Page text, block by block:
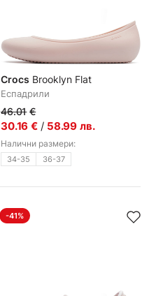
Crocs Brooklyn Flat
Еспадрили
46.01 €
30.16 € / 58.99 лв.
Налични размери:
34-35 36-37
-41%